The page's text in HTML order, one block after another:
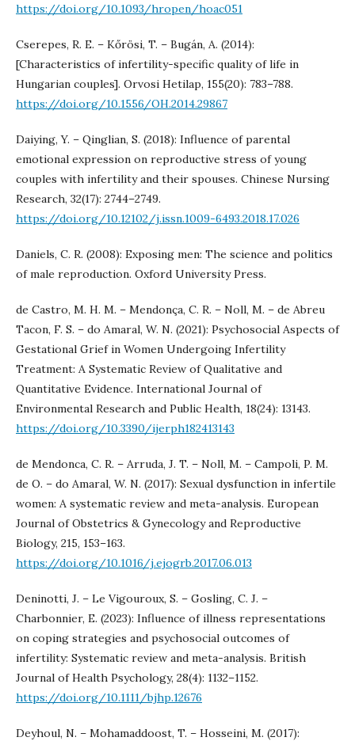
https://doi.org/10.1093/hropen/hoac051
Cserepes, R. E. – Kőrösi, T. – Bugán, A. (2014):
[Characteristics of infertility-specific quality of life in
Hungarian couples]. Orvosi Hetilap, 155(20): 783–788.
https://doi.org/10.1556/OH.2014.29867
Daiying, Y. – Qinglian, S. (2018): Influence of parental
emotional expression on reproductive stress of young
couples with infertility and their spouses. Chinese Nursing
Research, 32(17): 2744–2749.
https://doi.org/10.12102/j.issn.1009-6493.2018.17.026
Daniels, C. R. (2008): Exposing men: The science and politics
of male reproduction. Oxford University Press.
de Castro, M. H. M. – Mendonça, C. R. – Noll, M. – de Abreu
Tacon, F. S. – do Amaral, W. N. (2021): Psychosocial Aspects of
Gestational Grief in Women Undergoing Infertility
Treatment: A Systematic Review of Qualitative and
Quantitative Evidence. International Journal of
Environmental Research and Public Health, 18(24): 13143.
https://doi.org/10.3390/ijerph182413143
de Mendonca, C. R. – Arruda, J. T. – Noll, M. – Campoli, P. M.
de O. – do Amaral, W. N. (2017): Sexual dysfunction in infertile
women: A systematic review and meta-analysis. European
Journal of Obstetrics & Gynecology and Reproductive
Biology, 215, 153–163.
https://doi.org/10.1016/j.ejogrb.2017.06.013
Deninotti, J. – Le Vigouroux, S. – Gosling, C. J. –
Charbonnier, E. (2023): Influence of illness representations
on coping strategies and psychosocial outcomes of
infertility: Systematic review and meta-analysis. British
Journal of Health Psychology, 28(4): 1132–1152.
https://doi.org/10.1111/bjhp.12676
Deyhoul, N. – Mohamaddoost, T. – Hosseini, M. (2017):